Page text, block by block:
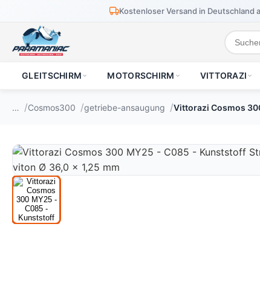
Kostenloser Versand in Deutschland
GLEITSCHIRM MOTORSCHIRM VITTORAZI
… Cosmos300 getriebe-ansaugung Vittorazi Cosmos